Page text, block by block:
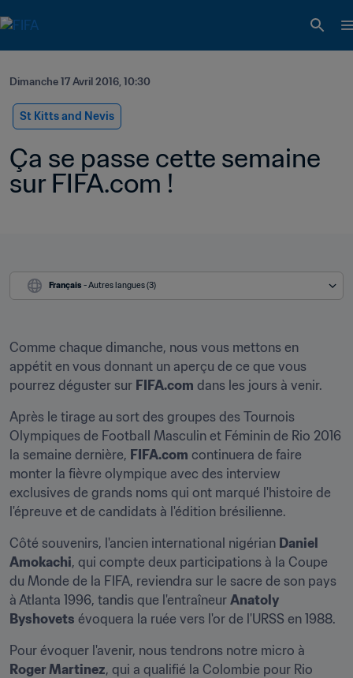
Dimanche 17 Avril 2016, 10:30
St Kitts and Nevis
Ça se passe cette semaine
sur FIFA.com !
Français - Autres langues (3)
Comme chaque dimanche, nous vous mettons en
appétit en vous donnant un aperçu de ce que vous
pourrez déguster sur FIFA.com dans les jours à venir.
Après le tirage au sort des groupes des Tournois
Olympiques de Football Masculin et Féminin de Rio 2016
la semaine dernière, FIFA.com continuera de faire
monter la fièvre olympique avec des interview
exclusives de grands noms qui ont marqué l'histoire de
l'épreuve et de candidats à l'édition brésilienne.
Côté souvenirs, l'ancien international nigérian Daniel
Amokachi, qui compte deux participations à la Coupe
du Monde de la FIFA, reviendra sur le sacre de son pays
à Atlanta 1996, tandis que l'entraîneur Anatoly
Byshovets évoquera la ruée vers l'or de l'URSS en 1988.
Roger Martinez, qui a qualifié la Colombie pour Rio